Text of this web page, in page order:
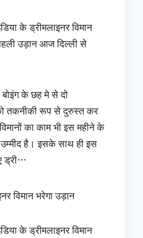
के ड्रीमलाइनर विमान
उड़ान आज दिल्ली से
के छह मे से दो
तकनीकी रूप से दुरुस्त कर
का काम भी इस महीने के
है। इसके साथ ही इस
ड्री…
के ड्रीमलाइनर विमान